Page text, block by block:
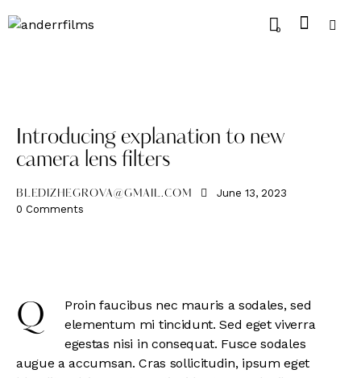
0
Introducing explanation to new
camera lens filters
BLEDIZHEGROVA@GMAIL.COM
June 13, 2023
0 Comments
Q
Proin faucibus nec mauris a sodales, sed
elementum mi tincidunt. Sed eget viverra
egestas nisi in consequat. Fusce sodales
augue a accumsan. Cras sollicitudin, ipsum eget